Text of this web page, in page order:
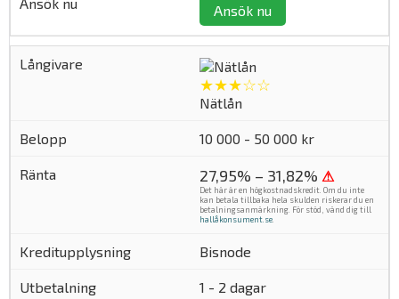
Ansök nu
★★★☆☆
Nätlån
10 000 - 50 000 kr
27,95% – 31,82% ⚠
Det här är en högkostnadskredit. Om du inte
kan betala tillbaka hela skulden riskerar du en
betalningsanmärkning. För stöd, vänd dig till
hallåkonsument.se
Bisnode
1 - 2 dagar